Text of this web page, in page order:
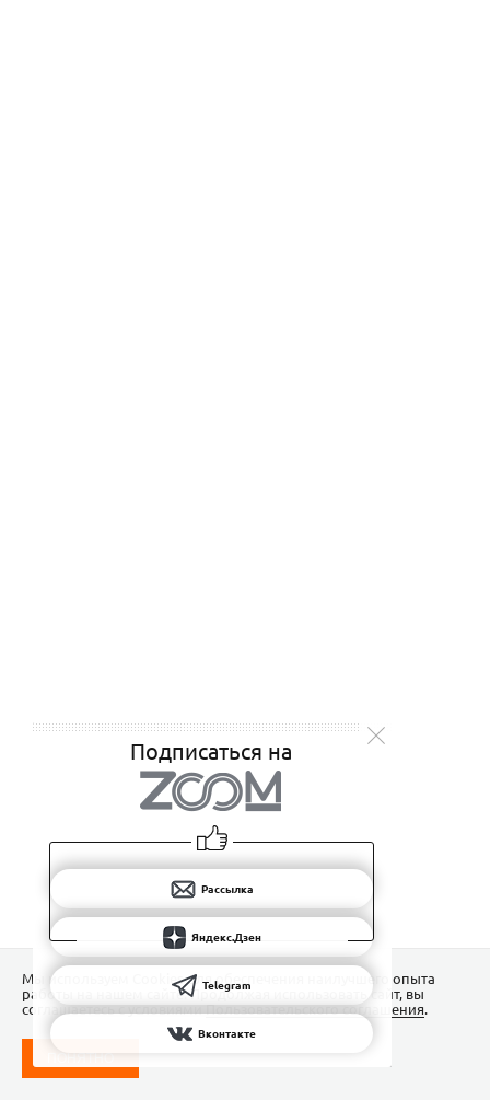
Подписаться на
Рассылка
Яндекс.Дзен
Telegram
Вконтакте
Мы используем Сookies для обеспечения наилучшего опыта
работы на нашем сайте. Продолжая использовать сайт, вы
соглашаетесь с условиямиПользовательского соглашения.
ПОНЯТНО